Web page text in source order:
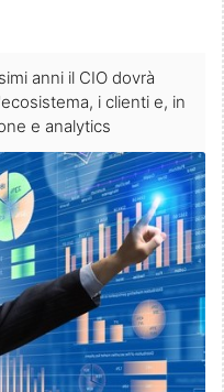
anni il CIO dovrà
i clienti e, in
e analytics